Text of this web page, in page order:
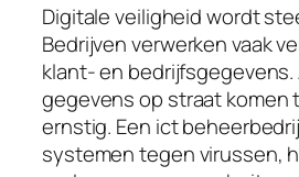
Digitale veiligheid wordt
Bedrijven verwerken vaak
klant- en bedrijfsgegevens.
gegevens op straat komen
ernstig. Een ict
systemen tegen virussen,